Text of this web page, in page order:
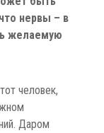
нервы – в
желаемую
человек,
Даром